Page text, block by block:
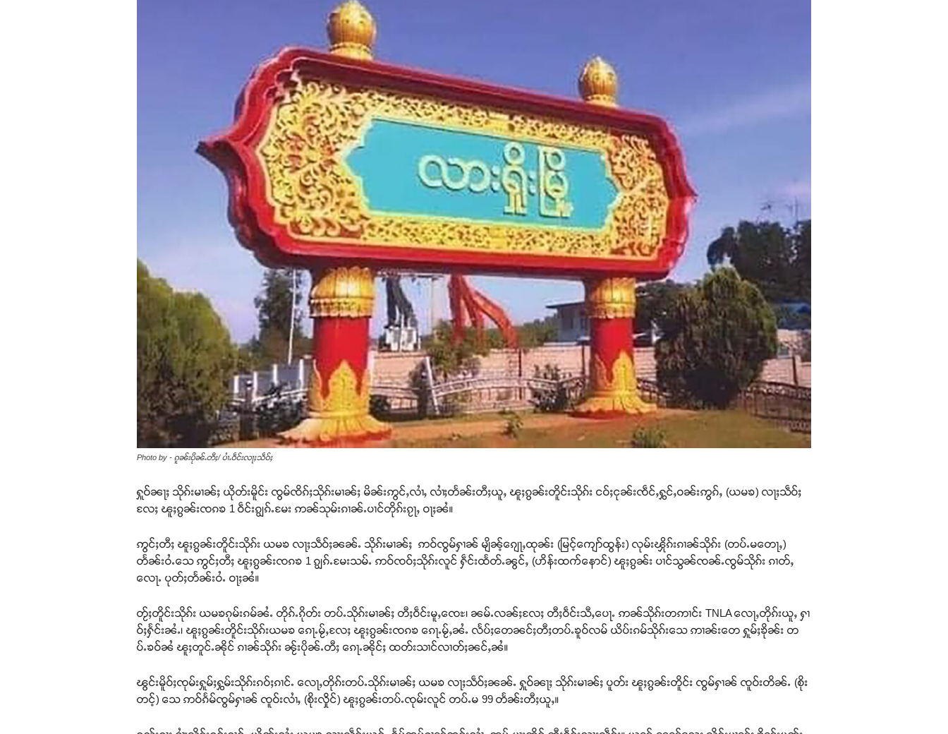
Photo by - ၵူၼ်းပိုၼ်ႉတီႈ/ ပၢႆႉဝဵင်းလႃႈသဵဝ်ႈ
ႁူဝ်ၼႃႈ သိုၵ်းမၢၼ်ႈ ယိုတ်းမိူင်း ၸွမ်ၸိၵ်ႈသိုၵ်းမၢၼ်ႈ မိၼ်းဢွင်ႇလၢႆႇ လၢႆႈတႅၼ်းတီႈယူႇ ၽူႈၵွၼ်းတိူင်းသိုၵ်း ငဝ်ႈငုၼ်းၸဵင်ႇႁွင်ႇဝၼ်းဢွၵ်ႇ (ယမၶ) လႃႈသဵဝ်ႈ
လႄႈ ၽူႈၵွၼ်းၸၵၶ 1 ဝဵင်းၵျွၵ်ႉမႄး ဢၼ်သုမ်းၵၢၼ်ႉပၢင်တိုၵ်းၵႂႃႇ ဝႃႈၼႆ။
ဢွင်ႈတီႈ ၽူႈၵွၼ်းတိူင်းသိုၵ်း ယမၶ လႃႈသဵဝ်ႈၼၼ်ႉ သိုၵ်းမၢၼ်ႈ ဢဝ်ၸွမ်ႁၢၼ် မျိၼ့်ၵျေႃႇထုၼ်း (မြင့်ကျော်ထွန်း) လုမ်းၾိုၵ်းၵၢၼ်သိုၵ်း (တပ်ႉမတေႃႇ)
တႅၼ်းဝႆႉသေ ဢွင်ႈတီႈ ၽူႈၵွၼ်းၸၵၶ 1 ၵျွၵ်ႉမႄးသမ်ႉ ဢဝ်ၸဝ်ႈသိုၵ်းလူင် ႁဵင်းထႅတ်ႉၼွင်ႇ (ဟိန်းထက်နောင်) ၽူႈၵွၼ်း ပၢင်သွၼ်ၸၼ်ႉၸွမ်သိုၵ်း ၵၢတ်ႇ
လေႃႉ ပုတ်ႈတႅၼ်းဝႆႉ ဝႃႈၼႆ။
တႂ်ႈတိူင်းသိုၵ်း ယမၶၵုမ်းၵမ်ၼႆႉ တိုၵ်ႉၵိုတ်း တပ်ႉသိုၵ်းမၢၼ်ႈ တီႈဝဵင်းမူႇၸေႊ၊ ၼမ်ႉလၼ်ႈလႄႈ တီႈဝဵင်းသီႇပေႃႉ ဢၼ်သိုၵ်းတဢၢင်း TNLA လေႃႇတိုၵ်းယူႇ ႁၢ
ဝ်ႈႁႅင်းၼႆႉ၊ ၽူႈၵွၼ်းတိူင်းသိုၵ်းယမၶ ၵေႃႉမႂ်ႇလႄႈ ၽူႈၵွၼ်းၸၵၶ ၵေႃႉမႂ်ႇၼႆႉ လႅပ်ႈတေၼင်ႈတီႈတပ်ႉၶူဝ်လမ် ယိပ်းၵမ်သိုၵ်းသေ ဢၢၼ်းတေ ႁူမ်ႈၶိုၼ်း တ
ပ်ႉၶဝ်ၼႆ ၽူႈတူင်ႉၼိုင် ၵၢၼ်သိုၵ်း ၼႂ်းပိုၼ်ႉတီႈ ၵေႃႉၼိုင်ႈ ထတ်းသၢင်လၢတ်ႈၼင်ႇၼႆ။
ၽွင်းမိူဝ်ႈၸုမ်းႁူမ်ႈႁွမ်းသိုၵ်းၵဝ်ႈၵၢင်ႉ လေႃႇတိုၵ်းတပ်ႉသိုၵ်းမၢၼ်ႈ ယမၶ လႃႈသဵဝ်ႈၼၼ်ႉ ႁူဝ်ၼႃႈ သိုၵ်းမၢၼ်ႈ ပူတ်း ၽူႈၵွၼ်းတိူင်း ၸွမ်ႁၢၼ် ၸူဝ်းတိၼ်ႉ (စိုး
တင့်) သေ ဢဝ်ၵႅမ်ၸွမ်ႁၢၼ် ၸူဝ်းလၢႆႇ (စိုးလှိုင်) ၽူႈၵွၼ်းတပ်ႉၸုမ်းလူင် တပ်ႉမ 99 တႅၼ်းတီႈယူႇ။